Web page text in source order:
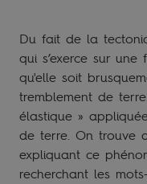
Du fait de la
qui s’exerce sur
qu'elle soit
tremblement de
élastique »
de terre. On trouve
expliquant ce
recherchant les